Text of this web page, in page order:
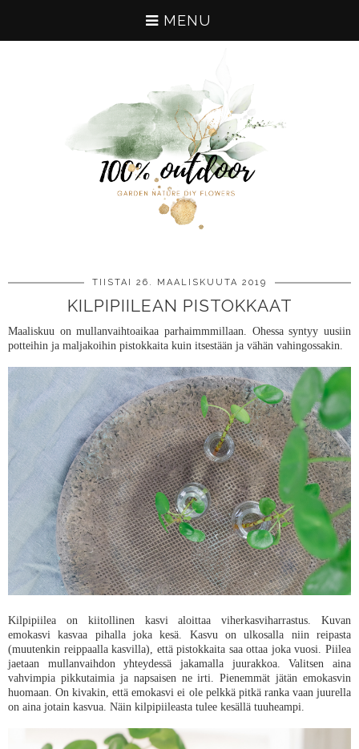
MENU
TIISTAI 26. MAALISKUUTA 2019
KILPIPIILEAN PISTOKKAAT
Maaliskuu on mullanvaihtoaikaa parhaimmmillaan. Ohessa syntyy uusiin
potteihin ja maljakoihin pistokkaita kuin itsestään ja vähän vahingossakin.
Kilpipiilea on kiitollinen kasvi aloittaa viherkasviharrastus. Kuvan
emokasvi kasvaa pihalla joka kesä. Kasvu on ulkosalla niin reipasta
(muutenkin reippaalla kasvilla), että pistokkaita saa ottaa joka vuosi. Piilea
jaetaan mullanvaihdon yhteydessä jakamalla juurakkoa. Valitsen aina
vahvimpia pikkutaimia ja napsaisen ne irti. Pienemmät jätän emokasvin
huomaan. On kivakin, että emokasvi ei ole pelkkä pitkä ranka vaan juurella
on aina jotain kasvua. Näin kilpipiileasta tulee kesällä tuuheampi.